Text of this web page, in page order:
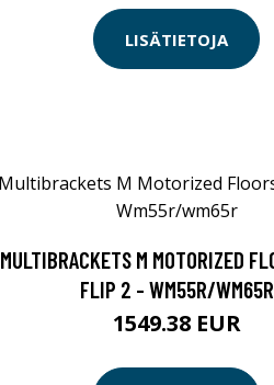
LISÄTIETOJA
MULTIBRACKETS M MOTORIZED
FLIP 2 - WM55R/WM65R
1549.38 EUR